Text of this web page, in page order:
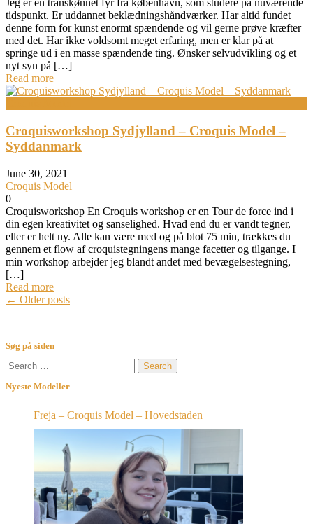
tidspunkt. Er uddannet beklædningshåndværker. Har altid fundet
denne form for kunst enormt spændende og vil gerne prøve kræfter
med det. Har ikke voldsomt meget erfaring, men er klar på at
springe ud i en masse spændende ting. Ønsker selvudvikling og et
nyt syn på […]
Read more
Croquisworkshop Sydjylland – Croquis Model –
Syddanmark
June 30, 2021
Croquis Model
0
Croquisworkshop En Croquis workshop er en Tour de force ind i
din egen kreativitet og sanselighed. Hvad end du er vandt tegner,
eller er helt ny. Alle kan være med og på blot 75 min, trækkes du
gennem et flow af croquistegningens mange facetter og tilgange. I
min workshop arbejder jeg blandt andet med bevægelsestegning,
[…]
Read more
Posts
navigation
← Older posts
Søg på siden
Search
for:
Nyeste Modeller
Freja – Croquis Model – Hovedstaden